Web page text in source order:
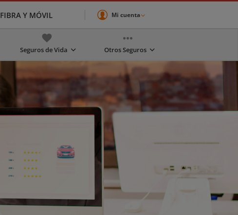
FIBRA Y MÓVIL Mi cuenta
Seguros de Vida Otros Seguros